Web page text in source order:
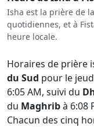
Isha est la prière de
quotidiennes, et à
heure locale.
Horaires de prière
du Sud pour le
6:05 AM, suivi du
du Maghribà 6:08
Chacun des cinq